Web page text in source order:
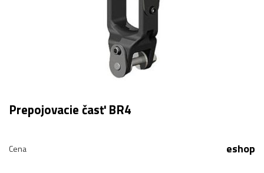
Prepojovacie časť BR4
Cena eshop